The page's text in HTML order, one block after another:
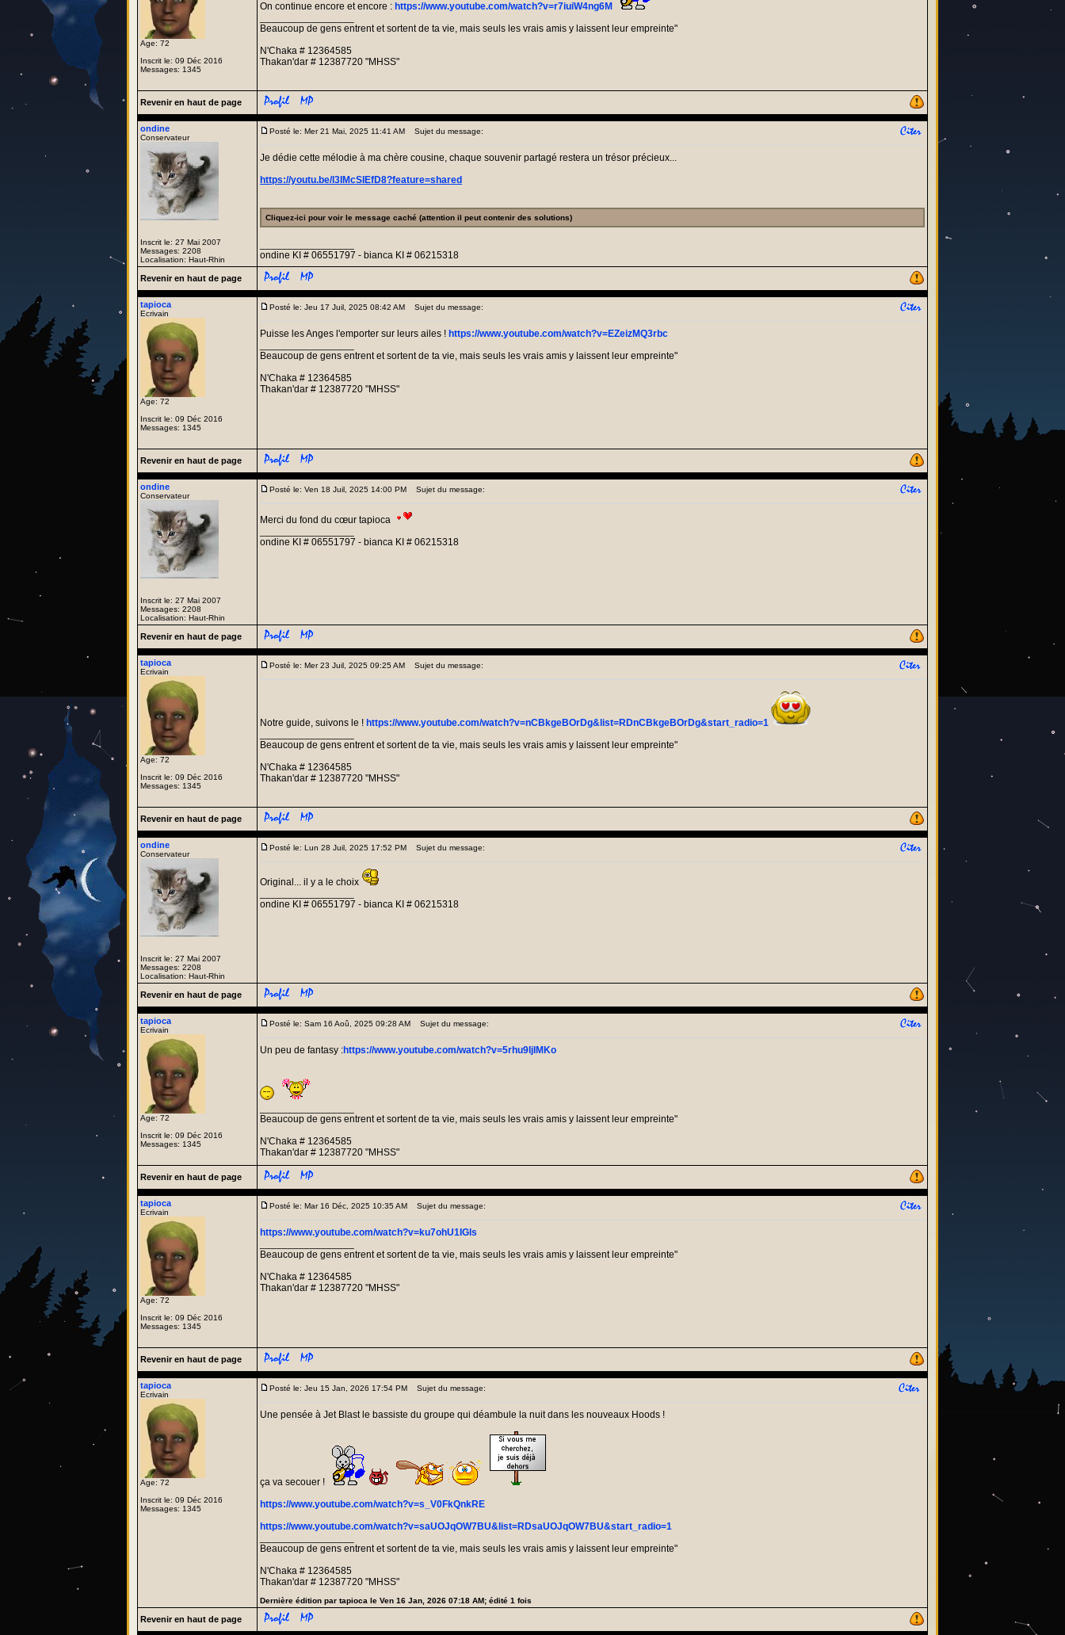
Age: 72
Inscrit le: 09 Déc 2016
Messages: 1345
On continue encore et encore : https://www.youtube.com/watch?v=r7iuiW4ng6M
Beaucoup de gens entrent et sortent de ta vie, mais seuls les vrais amis y laissent leur empreinte"
N'Chaka # 12364585
Thakan'dar # 12387720 "MHSS"
Revenir en haut de page
ondine
Conservateur
Inscrit le: 27 Mai 2007
Messages: 2208
Localisation: Haut-Rhin
Posté le: Mer 21 Mai, 2025 11:41 AM Sujet du message:
Je dédie cette mélodie à ma chère cousine, chaque souvenir partagé restera un trésor précieux...
https://youtu.be/l3IMcSIEfD8?feature=shared
Cliquez-ici pour voir le message caché (attention il peut contenir des solutions)
ondine KI # 06551797 - bianca KI # 06215318
Revenir en haut de page
tapioca
Ecrivain
Age: 72
Inscrit le: 09 Déc 2016
Messages: 1345
Posté le: Jeu 17 Juil, 2025 08:42 AM Sujet du message:
Puisse les Anges l'emporter sur leurs ailes ! https://www.youtube.com/watch?v=EZeizMQ3rbc
Beaucoup de gens entrent et sortent de ta vie, mais seuls les vrais amis y laissent leur empreinte"
N'Chaka # 12364585
Thakan'dar # 12387720 "MHSS"
Revenir en haut de page
ondine
Conservateur
Inscrit le: 27 Mai 2007
Messages: 2208
Localisation: Haut-Rhin
Posté le: Ven 18 Juil, 2025 14:00 PM Sujet du message:
Merci du fond du cœur tapioca
ondine KI # 06551797 - bianca KI # 06215318
Revenir en haut de page
tapioca
Ecrivain
Age: 72
Inscrit le: 09 Déc 2016
Messages: 1345
Posté le: Mer 23 Juil, 2025 09:25 AM Sujet du message:
Notre guide, suivons le ! https://www.youtube.com/watch?v=nCBkgeBOrDg&list=RDnCBkgeBOrDg&start_radio=1
Beaucoup de gens entrent et sortent de ta vie, mais seuls les vrais amis y laissent leur empreinte"
N'Chaka # 12364585
Thakan'dar # 12387720 "MHSS"
Revenir en haut de page
ondine
Conservateur
Inscrit le: 27 Mai 2007
Messages: 2208
Localisation: Haut-Rhin
Posté le: Lun 28 Juil, 2025 17:52 PM Sujet du message:
Original... il y a le choix
ondine KI # 06551797 - bianca KI # 06215318
Revenir en haut de page
tapioca
Ecrivain
Age: 72
Inscrit le: 09 Déc 2016
Messages: 1345
Posté le: Sam 16 Aoû, 2025 09:28 AM Sujet du message:
Un peu de fantasy :https://www.youtube.com/watch?v=5rhu9IjIMKo
Beaucoup de gens entrent et sortent de ta vie, mais seuls les vrais amis y laissent leur empreinte"
N'Chaka # 12364585
Thakan'dar # 12387720 "MHSS"
Revenir en haut de page
tapioca
Ecrivain
Age: 72
Inscrit le: 09 Déc 2016
Messages: 1345
Posté le: Mar 16 Déc, 2025 10:35 AM Sujet du message:
https://www.youtube.com/watch?v=ku7ohU1IGls
Beaucoup de gens entrent et sortent de ta vie, mais seuls les vrais amis y laissent leur empreinte"
N'Chaka # 12364585
Thakan'dar # 12387720 "MHSS"
Revenir en haut de page
tapioca
Ecrivain
Age: 72
Inscrit le: 09 Déc 2016
Messages: 1345
Posté le: Jeu 15 Jan, 2026 17:54 PM Sujet du message:
Une pensée à Jet Blast le bassiste du groupe qui déambule la nuit dans les nouveaux Hoods !
ça va secouer !
https://www.youtube.com/watch?v=s_V0FkQnkRE
https://www.youtube.com/watch?v=saUOJqOW7BU&list=RDsaUOJqOW7BU&start_radio=1
Beaucoup de gens entrent et sortent de ta vie, mais seuls les vrais amis y laissent leur empreinte"
N'Chaka # 12364585
Thakan'dar # 12387720 "MHSS"
Dernière édition par tapioca le Ven 16 Jan, 2026 07:18 AM; édité 1 fois
Revenir en haut de page